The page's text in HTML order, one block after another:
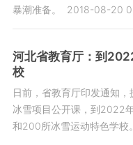
暴潮准备。
2018-08-20
河北省教育厅：到
校
日前，省教育厅印发通知
冰雪项目公开课，到2022
和200所冰雪运动特色学校。